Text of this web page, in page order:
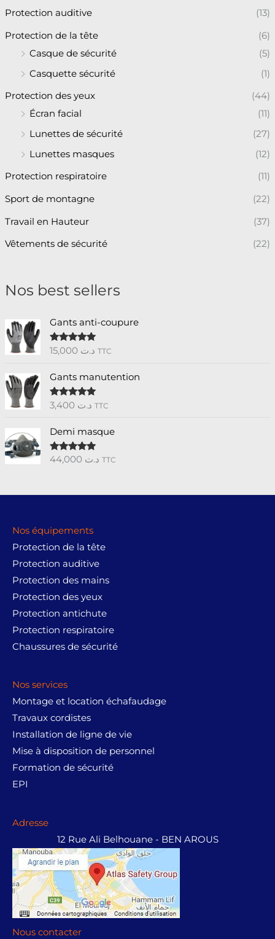
Protection auditive (13)
Protection de la tête
(6)
Casque de sécurité
(5)
Casquette sécurité
(1)
Protection des yeux
(44)
Écran facial
(11)
Lunettes de sécurité
(27)
Lunettes masques
(12)
Protection respiratoire (11)
Sport de montagne (22)
Travail en Hauteur (37)
Vêtements de sécurité (22)
Nos best sellers
Gants anti-coupure
Note5.00د.ت TTC
Gants manutention
Note5.00د.ت TTC
Demi masque
Note5.00د.ت TTC
Nos équipements
Protection de la tête
Protection auditive
Protection des mains
Protection des yeux
Protection antichute
Protection respiratoire
Chaussures de sécurité
Nos services
Montage et location échafaudage
Travaux cordistes
Installation de ligne de vie
Mise à disposition de personnel
Formation de sécurité
EPI
Adresse
12 Rue Ali Belhouane - BEN AROUS
Nous contacter